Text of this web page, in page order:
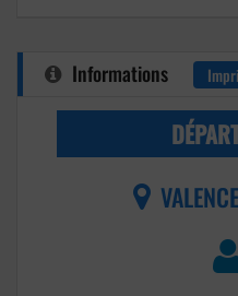
Informations